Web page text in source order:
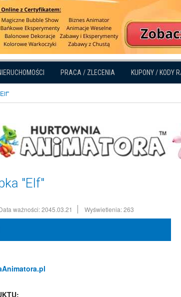
PRACA / ZLECENIA KUPONY / KODY
"Elf"
ważności: 2045.03.21 Wyświetlenia: 263